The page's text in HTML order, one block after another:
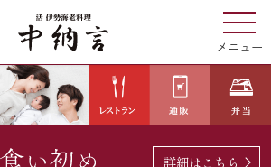
メニュー
中納言のお食い初め
詳細はこちら